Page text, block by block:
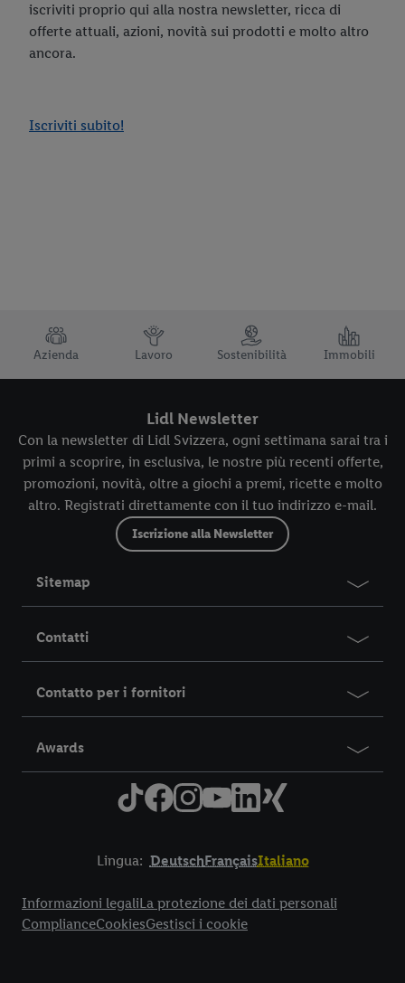
iscriviti proprio qui alla nostra newsletter, ricca di
offerte attuali, azioni, novità sui prodotti e molto altro
ancora.
Iscriviti subito!
TRUSTBAR
Azienda Lavoro Sostenibilità Immobili
Lidl Newsletter
Con la newsletter di Lidl Svizzera, ogni settimana sarai tra i
primi a scoprire, in esclusiva, le nostre più recenti offerte,
promozioni, novità, oltre a giochi a premi, ricette e molto
altro. Registrati direttamente con il tuo indirizzo e-mail.
Iscrizione alla Newsletter
Sitemap
Contatti
Contatto per i fornitori
Awards
Lingua: DeutschFrançaisItaliano
Informazioni legaliLa protezione dei dati personali
ComplianceCookiesGestisci i cookie